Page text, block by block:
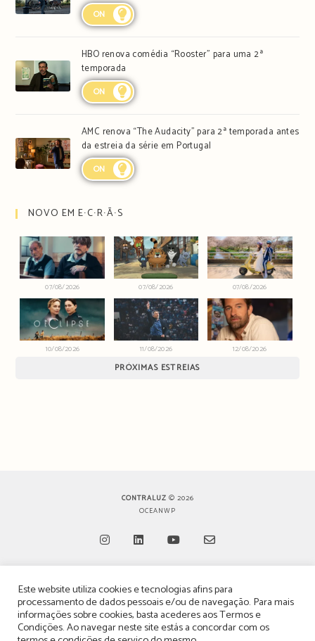
ON
HBO renova comédia “Rooster” para uma 2ª
temporada
ON
AMC renova “The Audacity” para 2ª temporada antes
da estreia da série em Portugal
ON
NOVO EM E∙C∙R∙Ã∙S
07/08/2026 07/08/2026 07/08/2026
10/08/2026 11/08/2026 12/08/2026
PRÓXIMAS ESTREIAS
CONTRALUZ © 2026
OCEANWP
in
a
new
in
a
new
in
a
new
in
a
new
TERMOS, CONDIÇÕES & POLÍTICA DE PRIVACIDADE
ESTATUTO EDITORIAL
Este website utiliza cookies e tecnologias afins para
processamento de dados pessoais e/ou de navegação. Para mais
informações sobre cookies, basta acederes aosTermos e
Condições. Ao navegar neste site estás a concordar com os